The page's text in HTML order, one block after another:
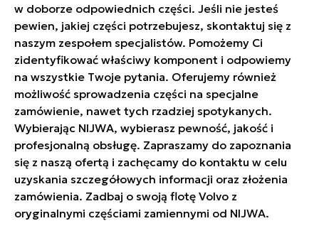
w doborze odpowiednich części. Jeśli nie jesteś
pewien, jakiej części potrzebujesz, skontaktuj się z
naszym zespołem specjalistów. Pomożemy Ci
zidentyfikować właściwy komponent i odpowiemy
na wszystkie Twoje pytania. Oferujemy również
możliwość sprowadzenia części na specjalne
zamówienie, nawet tych rzadziej spotykanych.
Wybierając NIJWA, wybierasz pewność, jakość i
profesjonalną obsługę. Zapraszamy do zapoznania
się z naszą ofertą i zachęcamy do kontaktu w celu
uzyskania szczegółowych informacji oraz złożenia
zamówienia. Zadbaj o swoją flotę Volvo z
oryginalnymi częściami zamiennymi od NIJWA.